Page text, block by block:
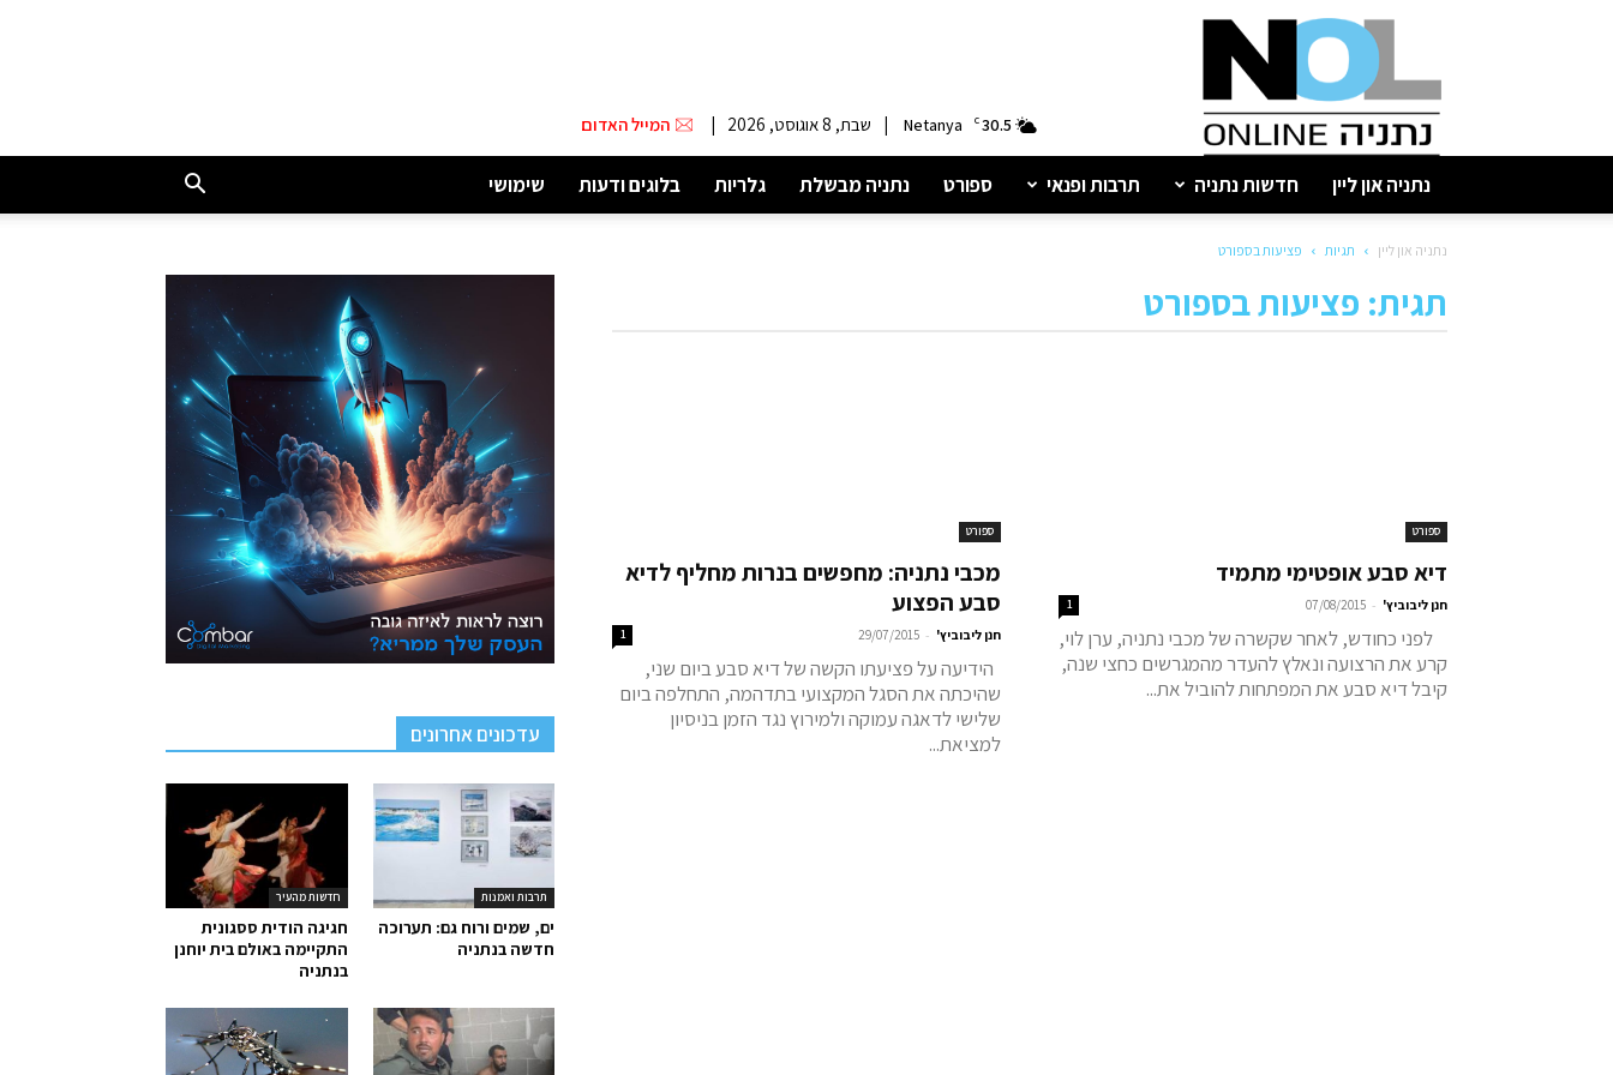
נתניה
30.5
C
Netanya
| שבת, 8 אוגוסט, 2026 | המייל האדום
נתניה און ליין חדשות נתניה תרבות ופנאי ספורט נתניה מבשלת גלריות בלוגים ודעות שימושי
נתניה און ליין תגיות פציעות בספורט
תגית: פציעות בספורט
ספורט
דיא סבע אופטימי מתמיד
חנן ליבוביץ' -
07/08/2015
1
לפני כחודש, לאחר שקשרה של מכבי נתניה, ערן לוי,
קרע את הרצועה ונאלץ להעדר מהמגרשים כחצי שנה,
קיבל דיא סבע את המפתחות להוביל את...
ספורט
מכבי נתניה: מחפשים בנרות מחליף לדיא
סבע הפצוע
חנן ליבוביץ' -
29/07/2015
1
הידיעה על פציעתו הקשה של דיא סבע ביום שני,
שהיכתה את הסגל המקצועי בתדהמה, התחלפה ביום
שלישי לדאגה עמוקה ולמירוץ נגד הזמן בניסיון
למציאת...
עדכונים אחרונים
חדשות מהעיר
חגיגה הודית ססגונית
התקיימה באולם בית יוחנן
בנתניה
תרבות ואמנות
ים, שמים ורוח גם: תערוכה
חדשה בנתניה